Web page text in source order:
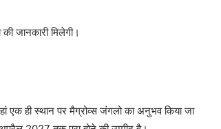
जानकारी मिलेगी।
एक ही स्थान पर मैग्रोव्स जंगलो का अनुभव किया जा